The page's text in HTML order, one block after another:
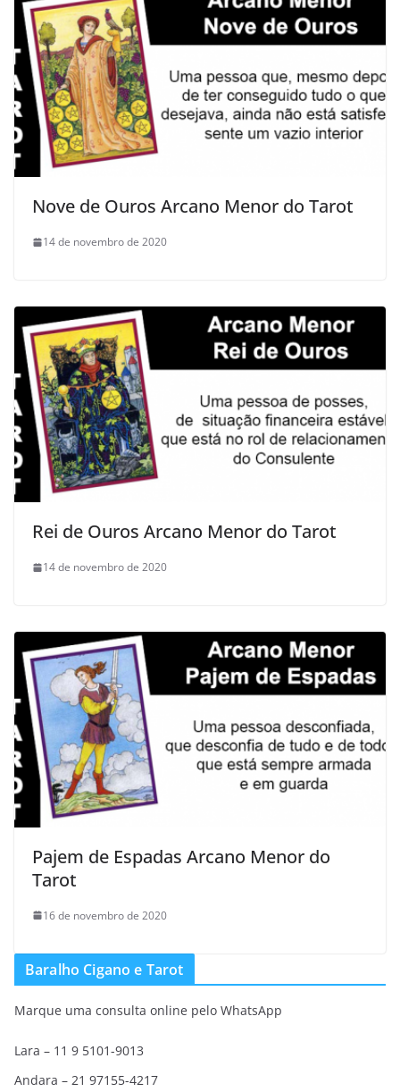
Nove de Ouros Arcano Menor do Tarot
14 de novembro de 2020
Rei de Ouros Arcano Menor do Tarot
14 de novembro de 2020
Pajem de Espadas Arcano Menor do
Tarot
16 de novembro de 2020
Baralho Cigano e Tarot
Marque uma consulta online pelo WhatsApp
Lara – 11 9 5101-9013
Andara – 21 97155-4217